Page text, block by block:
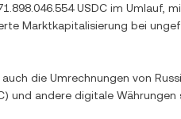
USDC im Umlauf,
Marktkapitalisierung bei
die Umrechnungen von
) und andere digitale Währungen